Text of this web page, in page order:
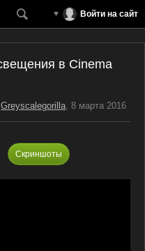
Войти на сайт
в Cinema
Greyscalegorilla, 8 марта 2016
Скриншоты